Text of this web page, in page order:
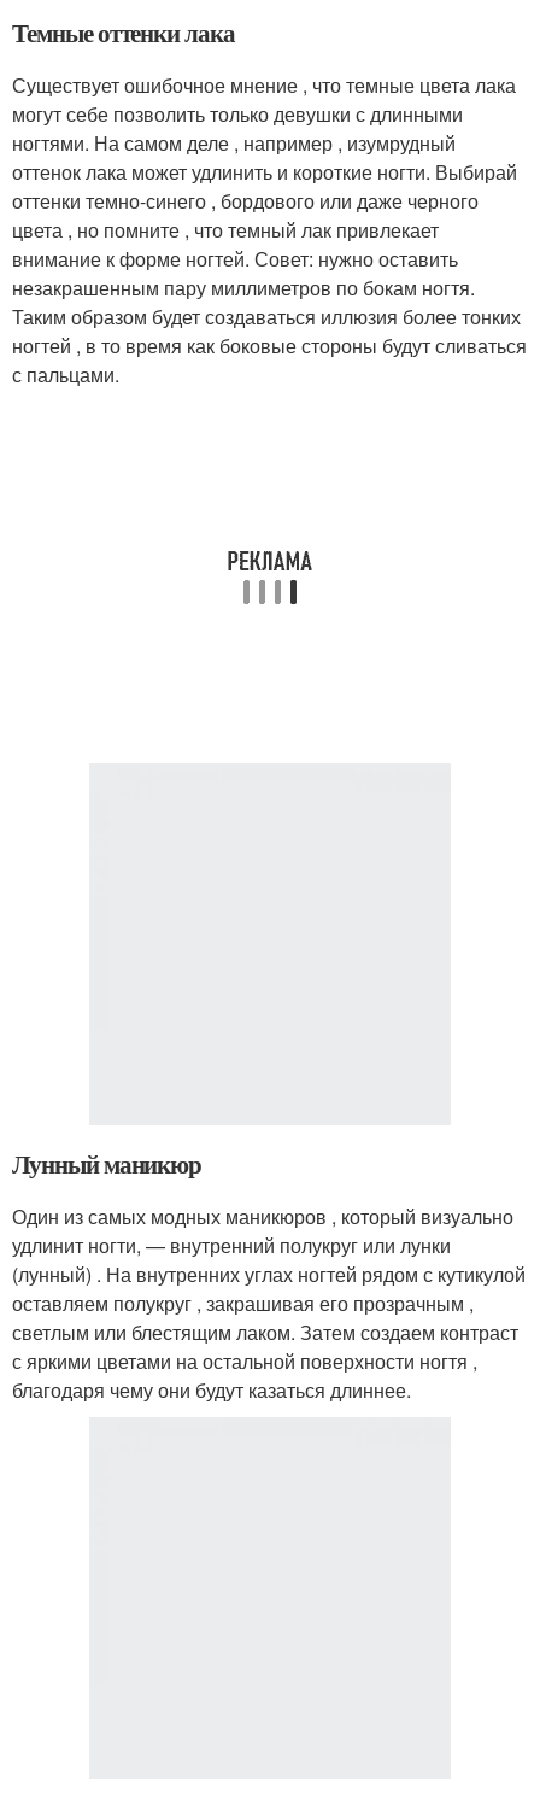
Темные оттенки лака
Существует ошибочное мнение , что темные цвета лака
могут себе позволить только девушки с длинными
ногтями. На самом деле , например , изумрудный
оттенок лака может удлинить и короткие ногти. Выбирай
оттенки темно-синего , бордового или даже черного
цвета , но помните , что темный лак привлекает
внимание к форме ногтей. Совет: нужно оставить
незакрашенным пару миллиметров по бокам ногтя.
Таким образом будет создаваться иллюзия более тонких
ногтей , в то время как боковые стороны будут сливаться
с пальцами.
Лунный маникюр
Один из самых модных маникюров , который визуально
удлинит ногти, — внутренний полукруг или лунки
(лунный) . На внутренних углах ногтей рядом с кутикулой
оставляем полукруг , закрашивая его прозрачным ,
светлым или блестящим лаком. Затем создаем контраст
с яркими цветами на остальной поверхности ногтя ,
благодаря чему они будут казаться длиннее.